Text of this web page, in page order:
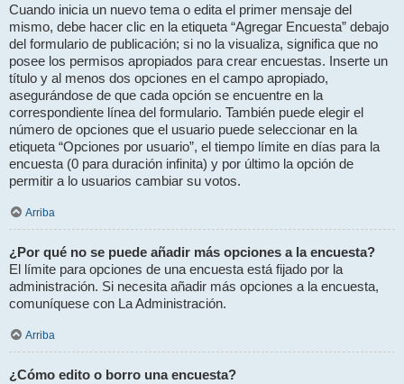
Cuando inicia un nuevo tema o edita el primer mensaje del
mismo, debe hacer clic en la etiqueta “Agregar Encuesta” debajo
del formulario de publicación; si no la visualiza, significa que no
posee los permisos apropiados para crear encuestas. Inserte un
título y al menos dos opciones en el campo apropiado,
asegurándose de que cada opción se encuentre en la
correspondiente línea del formulario. También puede elegir el
número de opciones que el usuario puede seleccionar en la
etiqueta “Opciones por usuario”, el tiempo límite en días para la
encuesta (0 para duración infinita) y por último la opción de
permitir a lo usuarios cambiar su votos.
Arriba
¿Por qué no se puede añadir más opciones a la encuesta?
El límite para opciones de una encuesta está fijado por la
administración. Si necesita añadir más opciones a la encuesta,
comuníquese con La Administración.
Arriba
¿Cómo edito o borro una encuesta?